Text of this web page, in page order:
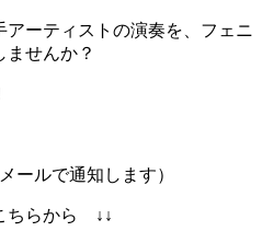
ーティストの演奏を、フェニ
ませんか？
ールで通知します）
ちらから ↓↓